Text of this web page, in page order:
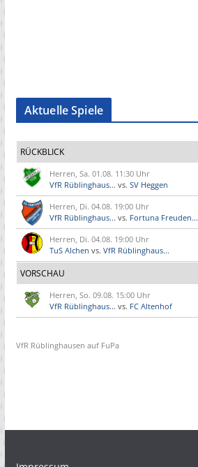
Aktuelle Spiele
RÜCKBLICK
Herren, Sa. 01.08. 11:30 Uhr
VfR Rüblinghaus... vs. SV Heggen
Herren, Di. 04.08. 19:00 Uhr
VfR Rüblinghaus... vs. Fortuna Freuden...
Herren, Di. 04.08. 19:00 Uhr
TuS Alchen vs. VfR Rüblinghaus...
VORSCHAU
Herren, So. 09.08. 15:00 Uhr
VfR Rüblinghaus... vs. FC Altenhof
VfR Rüblinghausen auf FuPa